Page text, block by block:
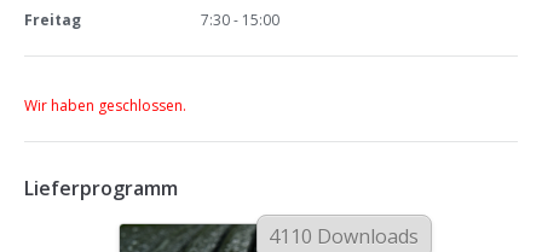
Freitag
7:30 - 15:00
Wir haben geschlossen.
Lieferprogramm
4110 Downloads